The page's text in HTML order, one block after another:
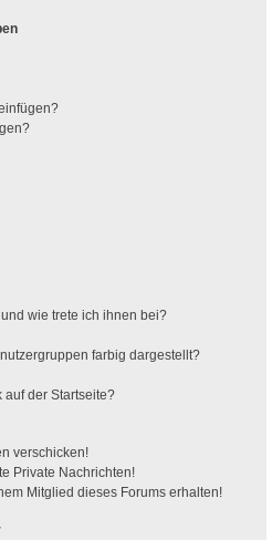
wie trete ich ihnen bei?
farbig dargestellt?
auf der Startseite?
verschicken!
Private Nachrichten!
Mitglied dieses Forums erhalten!